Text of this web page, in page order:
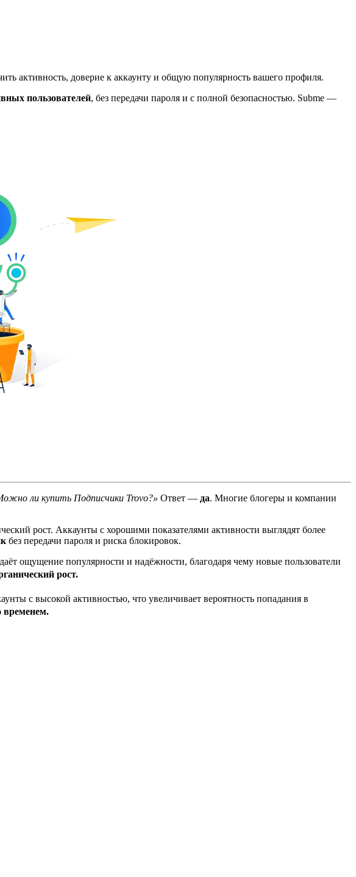
активность, доверие к аккаунту и общую популярность вашего профиля.
пользователей, без передачи пароля и с полной безопасностью. Subme —
ли купить Подписчики Trovo?» Ответ — да. Многие блогеры и компании
рост. Аккаунты с хорошими показателями активности выглядят более
без передачи пароля и риска блокировок.
ощущение популярности и надёжности, благодаря чему новые пользователи
рост.
с высокой активностью, что увеличивает вероятность попадания в
временем.